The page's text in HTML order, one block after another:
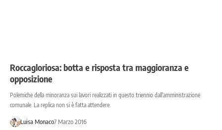
Roccagloriosa: botta e risposta tra maggioranza e
opposizione
Polemiche della minoranza sui lavori realizzati in questo triennio dall'amministrazione
comunale. La replica non si è fatta attendere.
Luisa Monaco7 Marzo 2016